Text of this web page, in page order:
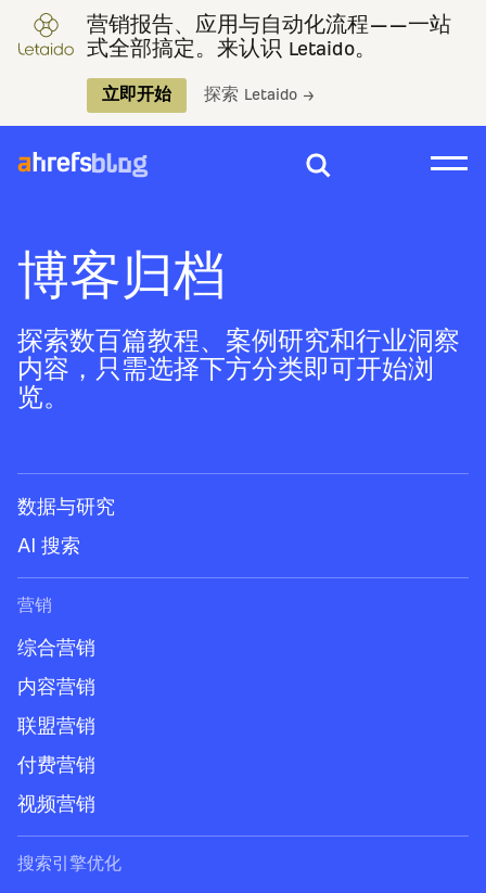
营销报告、应用与自动化流程——一站
式全部搞定。来认识 Letaido。
立即开始 探索 Letaido →
博客归档
探索数百篇教程、案例研究和行业洞察
内容，只需选择下方分类即可开始浏
览。
数据与研究
AI 搜索
营销
综合营销
内容营销
联盟营销
付费营销
视频营销
搜索引擎优化